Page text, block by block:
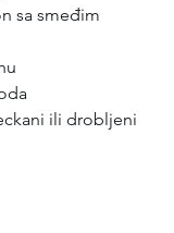
sa smeđim
ili drobljeni